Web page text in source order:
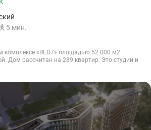
5 мин.
комплексе «RED7» площадью 52 000 м2
Дом рассчитан на 289 квартир. Это студии и